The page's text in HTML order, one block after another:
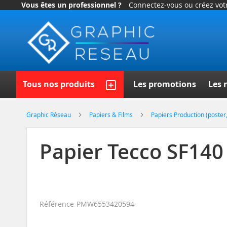
Vous êtes un professionnel ? Connectez-vous ou créez
Allez
contenu
Tous nos produits Les promotions Les
Graphic Réseau Papiers & Films Papiers Production
Papier Tecco
Référence PMW6553420594